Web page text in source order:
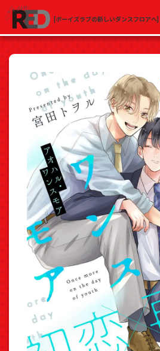
[ボーイズラブの新しいダンスフロアへ]